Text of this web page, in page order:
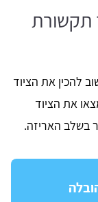
תקשורת
להכין את הציוד
את הציוד
בשלב האריזה.